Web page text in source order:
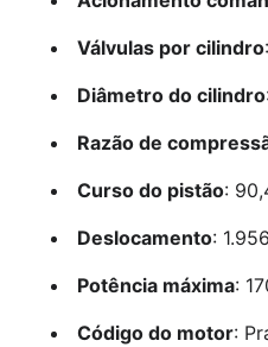
Válvulas por cilindro
Diâmetro do cilindro
Razão de
Curso do pistão:
Deslocamento:
Potência máxima:
Código do motor: